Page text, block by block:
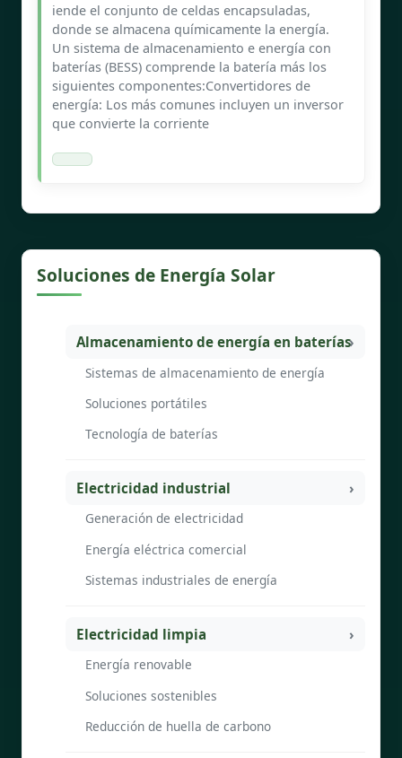
iende el conjunto de celdas encapsuladas,
donde se almacena químicamente la energía.
Un sistema de almacenamiento e energía con
baterías (BESS) comprende la batería más los
siguientes componentes:Convertidores de
energía: Los más comunes incluyen un inversor
que convierte la corriente
Soluciones de Energía Solar
Almacenamiento de energía en baterías
Sistemas de almacenamiento de energía
Soluciones portátiles
Tecnología de baterías
Electricidad industrial
Generación de electricidad
Energía eléctrica comercial
Sistemas industriales de energía
Electricidad limpia
Energía renovable
Soluciones sostenibles
Reducción de huella de carbono